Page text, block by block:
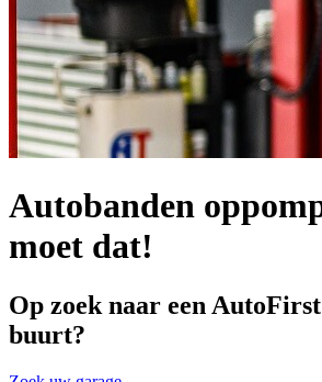
Autobanden
moet dat!
Op zoek naar een
buurt?